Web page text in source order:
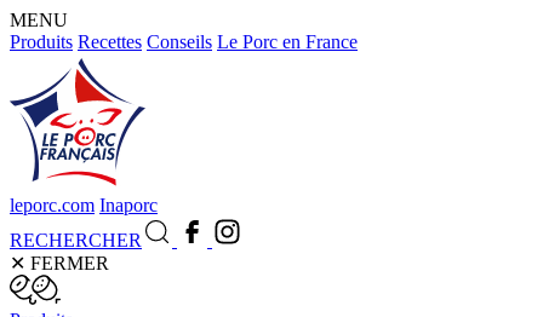
MENU
Produits Recettes Conseils Le Porc en France
leporc.com Inaporc
RECHERCHER
✕ FERMER